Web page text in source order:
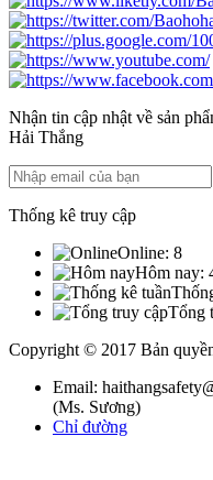
Nhận tin cập nhật về sản
Hải Thắng
Thống kê truy cập
Online: 8
Hôm nay:
Tổng
Copyright © 2017 Bản
Email:
(Ms. Sương)
Chỉ đường